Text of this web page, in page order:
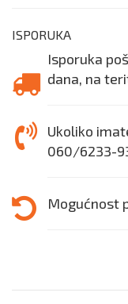
ISPORUKA
Isporuka
dana, na
Ukoliko
060/6233-
Mogućnost